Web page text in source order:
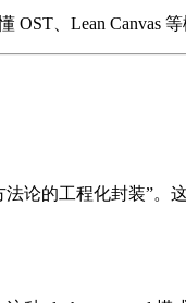
OST、Lean Canvas
论的工程化封装”